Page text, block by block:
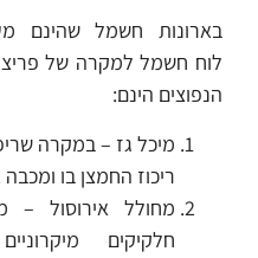
לוח חשמל למקרה של
הנפוצים הינם:
מיכל גז – במקרה
ריכוז החמצן בו
מחולל אירוסול –
חלקיקים